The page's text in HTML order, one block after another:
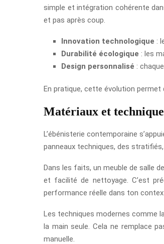
simple et intégration cohérente
et pas après coup.
Innovation technologique :
Durabilité écologique : les
Design personnalisé :
En pratique, cette évolution permet
Matériaux et
L’ébénisterie contemporaine
panneaux techniques, des
Dans les faits, un meuble de salle
et facilité de nettoyage. C’est
performance réelle dans ton
Les techniques modernes comme la
la main seule. Cela ne remplace
manuelle.